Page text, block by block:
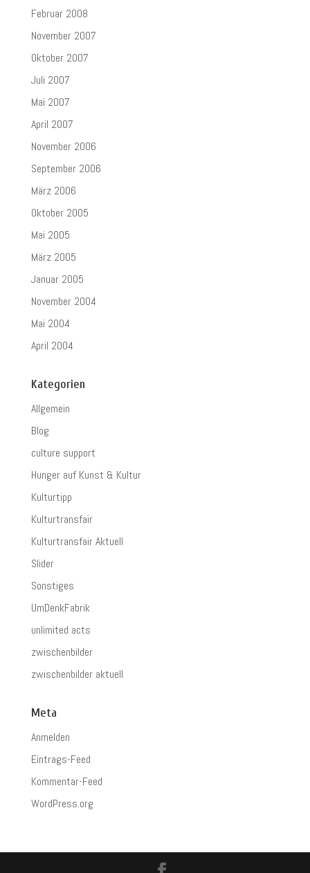
Februar 2008
November 2007
Oktober 2007
Juli 2007
Mai 2007
April 2007
November 2006
September 2006
März 2006
Oktober 2005
Mai 2005
März 2005
Januar 2005
November 2004
Mai 2004
April 2004
Kategorien
Allgemein
Blog
culture support
Hunger auf Kunst & Kultur
Kulturtipp
Kulturtransfair
Kulturtransfair Aktuell
Slider
Sonstiges
UmDenkFabrik
unlimited acts
zwischenbilder
zwischenbilder aktuell
Meta
Anmelden
Eintrags-Feed
Kommentar-Feed
WordPress.org